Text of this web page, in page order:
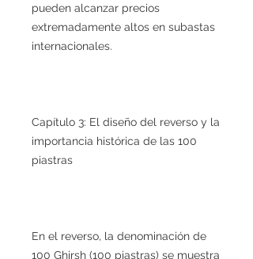
pueden alcanzar precios
extremadamente altos en subastas
internacionales.
Capítulo 3: El diseño del reverso y la
importancia histórica de las 100
piastras
En el reverso, la denominación de
100 Ghirsh (100 piastras) se muestra